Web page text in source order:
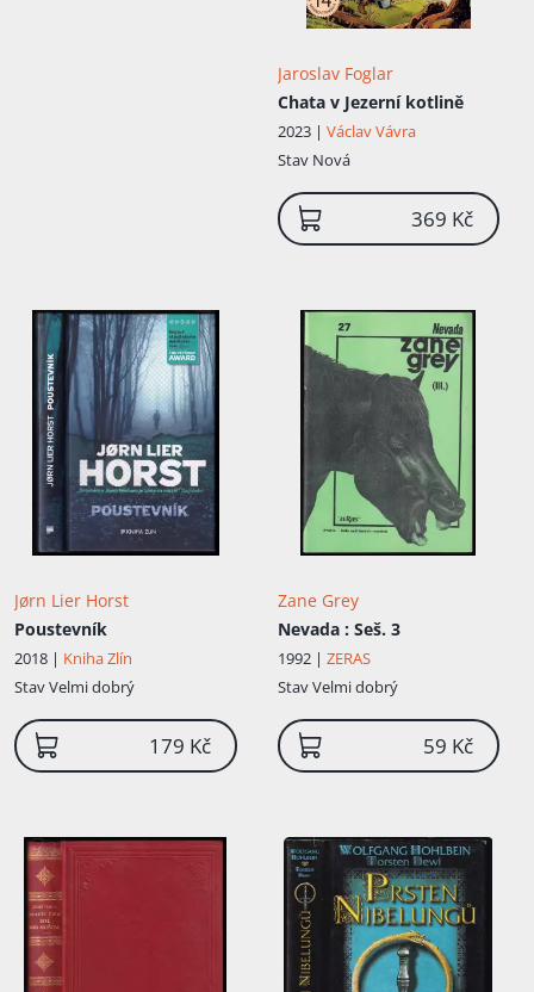
Jaroslav Foglar
Chata v Jezerní kotlině
2023 | Václav Vávra
Stav Nová
369 Kč
Jørn Lier Horst
Poustevník
2018 | Kniha Zlín
StavVelmi dobrý
179 Kč
Zane Grey
Nevada : Seš. 3
1992 | ZERAS
StavVelmi dobrý
59 Kč